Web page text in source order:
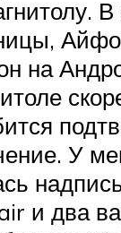
В
на
У
и два